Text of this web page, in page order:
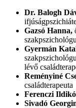
Dr. Balogh
Gazsó Hanna,
Gyermán
lévő
Reményiné
családterapeuta
Ferenczi Ildikó
Sivadó